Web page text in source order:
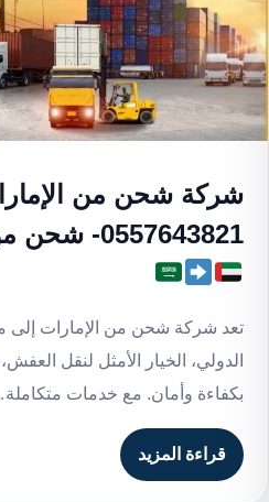
شركة شحن من
0557643821- شحن موثوق وآمن
تعد شركة شحن من الإمارات إلى
الدولي، الخيار الأمثل لنقل
بكفاءة وأمان. مع خدمات
قراءة المزيد